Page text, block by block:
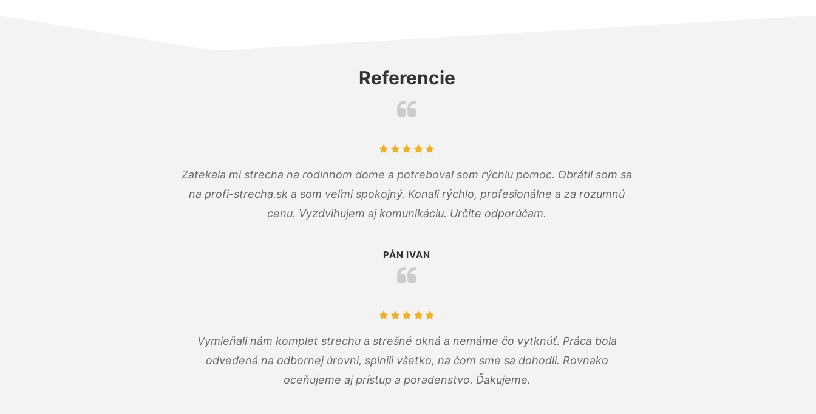
Referencie
Zatekala mi strecha na rodinnom dome a potreboval som rýchlu pomoc. Obrátil som sa
na profi-strecha.sk a som veľmi spokojný. Konali rýchlo, profesionálne a za rozumnú
cenu. Vyzdvihujem aj komunikáciu. Určite odporúčam.
PÁN IVAN
Vymieňali nám komplet strechu a strešné okná a nemáme čo vytknúť. Práca bola
odvedená na odbornej úrovni, splnili všetko, na čom sme sa dohodli. Rovnako
oceňujeme aj prístup a poradenstvo. Ďakujeme.